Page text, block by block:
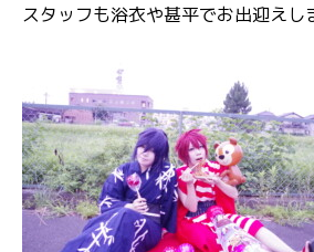
スタッフも浴衣や甚平でお出迎えし